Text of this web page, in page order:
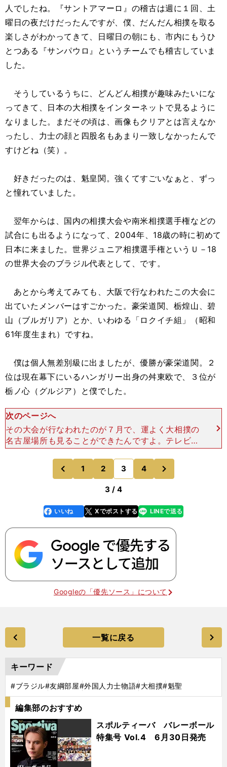
人でしたね。『サントアマーロ』の稽古は週に１回、土
曜日の夜だけだったんですが、僕、だんだん相撲を取る
楽しさがわかってきて、日曜日の朝にも、市内にもうひ
とつある『サンパウロ』というチームでも稽古していま
した。
そうしているうちに、どんどん相撲が趣味みたいにな
ってきて、日本の大相撲をインターネットで見るように
なりました。まだその頃は、画像もクリアとは言えなか
ったし、力士の顔と四股名もあまり一致しなかったんで
すけどね（笑）。
好きだったのは、魁皇関。強くてすごいなぁと、ずっ
と憧れていました。
翌年からは、国内の相撲大会や南米相撲選手権などの
試合にも出るようになって、2004年、18歳の時に初めて
日本に来ました。世界ジュニア相撲選手権というＵ－18
の世界大会のブラジル代表として、です。
あとから考えてみても、大阪で行なわれたこの大会に
出ていたメンバーはすごかった。豪栄道関、栃煌山、碧
山（ブルガリア）とか、いわゆる「ロクイチ組」（昭和
61年度生まれ）ですね。
僕は個人無差別級に出ましたが、優勝が豪栄道関。２
位は現在幕下にいるハンガリー出身の舛東欧で、３位が
栃ノ心（グルジア）と僕でした。
次のページへ
その大会が行なわれたのが７月で、運よく大相撲の
名古屋場所も見ることができたんですよ。テレビ中
継での観戦でしたけど、初めてきれいな画面で大相
撲を見ることができて、「わぁ！ やっぱり力士っ
て、カッコイイな
前
のページへ
1 2 3 4
のページへ
3 / 4
faceboo
k
いいね Xでポストする
line LINEで送る
Googleの「優先ソース」について
一覧に戻る
キーワード
#ブラジル#友綱部屋#外国人力士物語#大相撲#魁聖
編集部のおすすめ
スポルティーバ バレーボール
特集号 Vol.4 6月30日発売